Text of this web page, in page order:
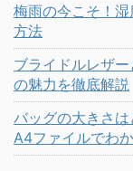
梅雨の今こそ！
方法
ブライドルレザ
の魅力を徹底解説
バッグの大きさ
A4ファイルでわ